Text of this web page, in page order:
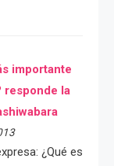
importante
responde la
¿Qué es